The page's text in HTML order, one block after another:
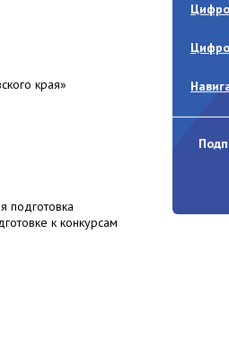
края»
подготовка
к конкурсам